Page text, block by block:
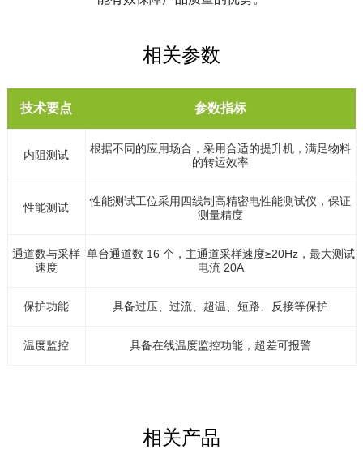
相关参数
技术要点 参数指标
内阻测试
根据不同的应用场合，采用合适的提升机，满足物料
的转运效率
性能测试
性能测试工位采用四线制高精密电性能测试仪，保证
测量精度
通道数与采样
速度
单台通道数 16 个，主通道采样速度≥20Hz，最大测试
电流 20A
保护功能 具备过压、过流、超温、短路、反接等保护
温度监控 具备在线温度监控功能，超差可报警
相关产品